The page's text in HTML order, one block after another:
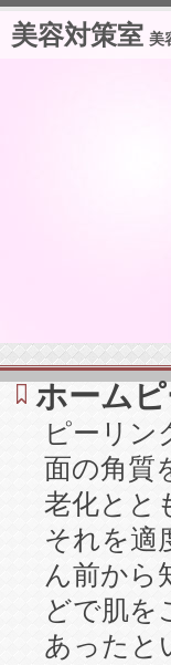
美容対策室 美
ホーム
ピーリン
面の角質
老化とと
それを適
ん前から
どで肌を
あったと